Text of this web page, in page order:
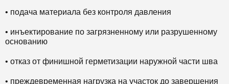
• подача материала без контроля давления
• инъектирование по загрязненному или разрушенному
основанию
• отказ от финишной герметизации наружной части шва
• преждевременная нагрузка на участок до завершения